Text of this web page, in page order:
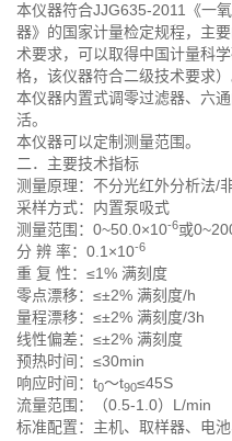
本仪器符合JJG635-2011《一
器》的国家计量检定规程，主
术要求，可以取得中国计量科
格，该仪器符合二级技术要求）
本仪器内置式调零过滤器、六
活。
本仪器可以定制测量范围。
二．主要技术指标
测量原理：不分光红外分析法/
采样方式：内置泵吸式
测量范围：0~50.0×10-6或
分 辨 率：0.1×10-6
重 复 性：≤1% 满刻度
零点漂移：≤±2% 满刻度/h
量程漂移：≤±2% 满刻度/3h
线性偏差：≤±2% 满刻度
预热时间：≤30min
响应时间：t0～t90≤45S
流量范围：（0.5-1.0）L/min
标准配置：主机、取样器、电